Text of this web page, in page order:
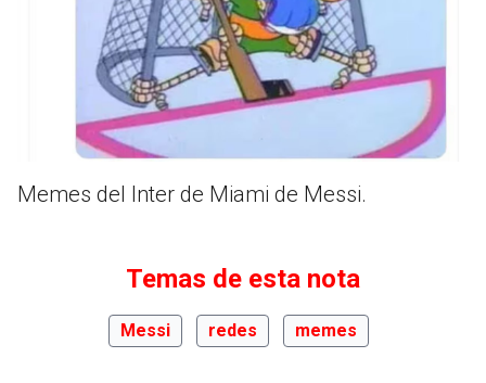
Memes del Inter de Miami de Messi.
Temas de esta nota
Messi redes memes